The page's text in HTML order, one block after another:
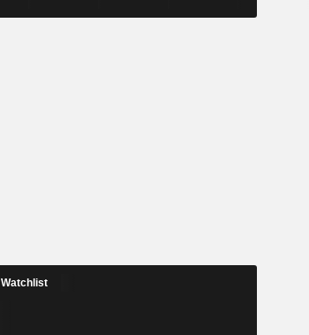
Watchlist